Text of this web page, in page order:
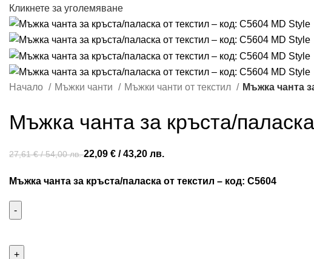
Кликнете за уголемяване
Начало Мъжки чанти Мъжки чанти от текстил
Мъжка чанта
Мъжка чанта за кръста/
27,61€/ 54,00 лв.22,09 € / 43,20 лв.
Мъжка чанта за кръста/паласка от текстил – код: C5604